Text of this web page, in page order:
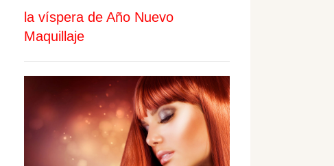
la víspera de Año Nuevo
Maquillaje